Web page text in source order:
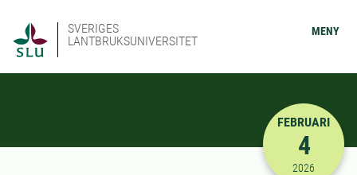
SVERIGES
LANTBRUKSUNIVERSITET
MENY
2026-02-
FEBRUARI
4
2026